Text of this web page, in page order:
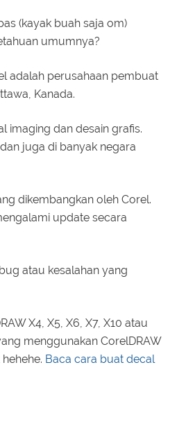
(kayak buah saja om)
umumnya?
adalah perusahaan pembuat
Kanada.
imaging dan desain grafis.
juga di banyak negara
dikembangkan oleh Corel.
update secara
atau kesalahan yang
X4, X5, X6, X7, X10 atau
menggunakan CorelDRAW
Baca cara buat decal